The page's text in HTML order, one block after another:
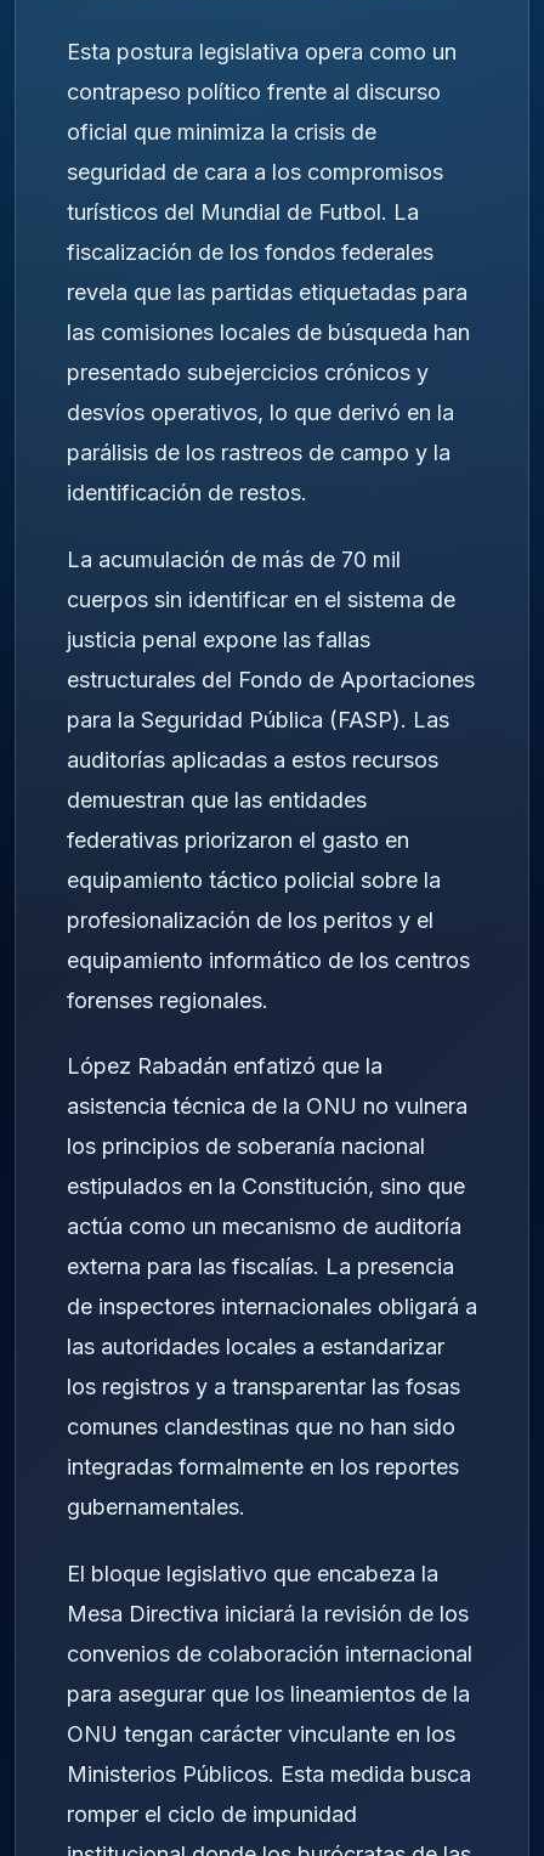
Esta postura legislativa opera como un
contrapeso político frente al discurso
oficial que minimiza la crisis de
seguridad de cara a los compromisos
turísticos del Mundial de Futbol. La
fiscalización de los fondos federales
revela que las partidas etiquetadas para
las comisiones locales de búsqueda han
presentado subejercicios crónicos y
desvíos operativos, lo que derivó en la
parálisis de los rastreos de campo y la
identificación de restos.
La acumulación de más de 70 mil
cuerpos sin identificar en el sistema de
justicia penal expone las fallas
estructurales del Fondo de Aportaciones
para la Seguridad Pública (FASP). Las
auditorías aplicadas a estos recursos
demuestran que las entidades
federativas priorizaron el gasto en
equipamiento táctico policial sobre la
profesionalización de los peritos y el
equipamiento informático de los centros
forenses regionales.
López Rabadán enfatizó que la
asistencia técnica de la ONU no vulnera
los principios de soberanía nacional
estipulados en la Constitución, sino que
actúa como un mecanismo de auditoría
externa para las fiscalías. La presencia
de inspectores internacionales obligará a
las autoridades locales a estandarizar
los registros y a transparentar las fosas
comunes clandestinas que no han sido
integradas formalmente en los reportes
gubernamentales.
El bloque legislativo que encabeza la
Mesa Directiva iniciará la revisión de los
convenios de colaboración internacional
para asegurar que los lineamientos de la
ONU tengan carácter vinculante en los
Ministerios Públicos. Esta medida busca
romper el ciclo de impunidad